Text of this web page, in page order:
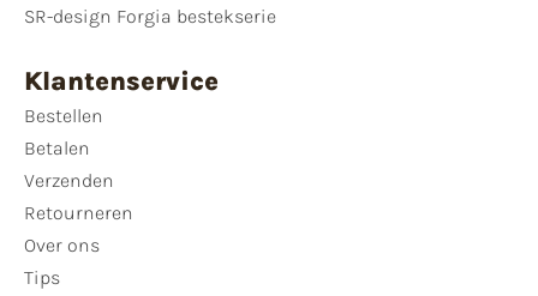
SR-design Forgia bestekserie
Klantenservice
Bestellen
Betalen
Verzenden
Retourneren
Over ons
Tips